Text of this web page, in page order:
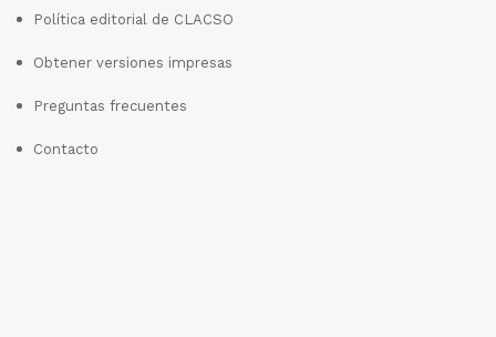
Política editorial de CLACSO
Obtener versiones impresas
Preguntas frecuentes
Contacto